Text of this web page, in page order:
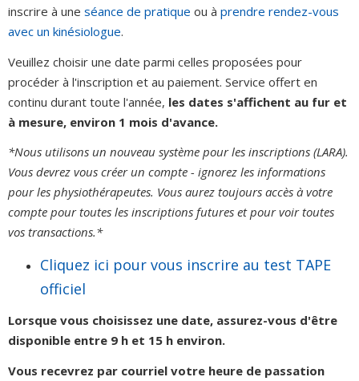
inscrire à une séance de pratique ou à prendre rendez-vous
avec un kinésiologue.
Veuillez choisir une date parmi celles proposées pour
procéder à l'inscription et au paiement. Service offert en
continu durant toute l'année, les dates s'affichent au fur et
à mesure, environ 1 mois d'avance.
*Nous utilisons un nouveau système pour les inscriptions (LARA).
Vous devrez vous créer un compte - ignorez les informations
pour les physiothérapeutes. Vous aurez toujours accès à votre
compte pour toutes les inscriptions futures et pour voir toutes
vos transactions.*
Cliquez ici pour vous inscrire au test TAPE
officiel
Lorsque vous choisissez une date, assurez-vous d'être
disponible entre 9 h et 15 h environ.
Vous recevrez par courriel votre heure de passation